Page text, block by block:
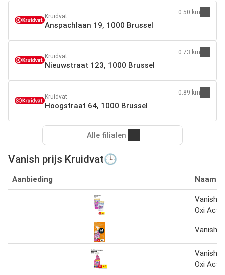
Kruidvat
Anspachlaan 19, 1000 Brussel
0.50 km
Kruidvat
Nieuwstraat 123, 1000 Brussel
0.73 km
Kruidvat
Hoogstraat 64, 1000 Brussel
0.89 km
Alle filialen
Vanish prijs Kruidvat🕒
Aanbieding Naam
Vanish
Oxi
Vanish
Vanish
Oxi